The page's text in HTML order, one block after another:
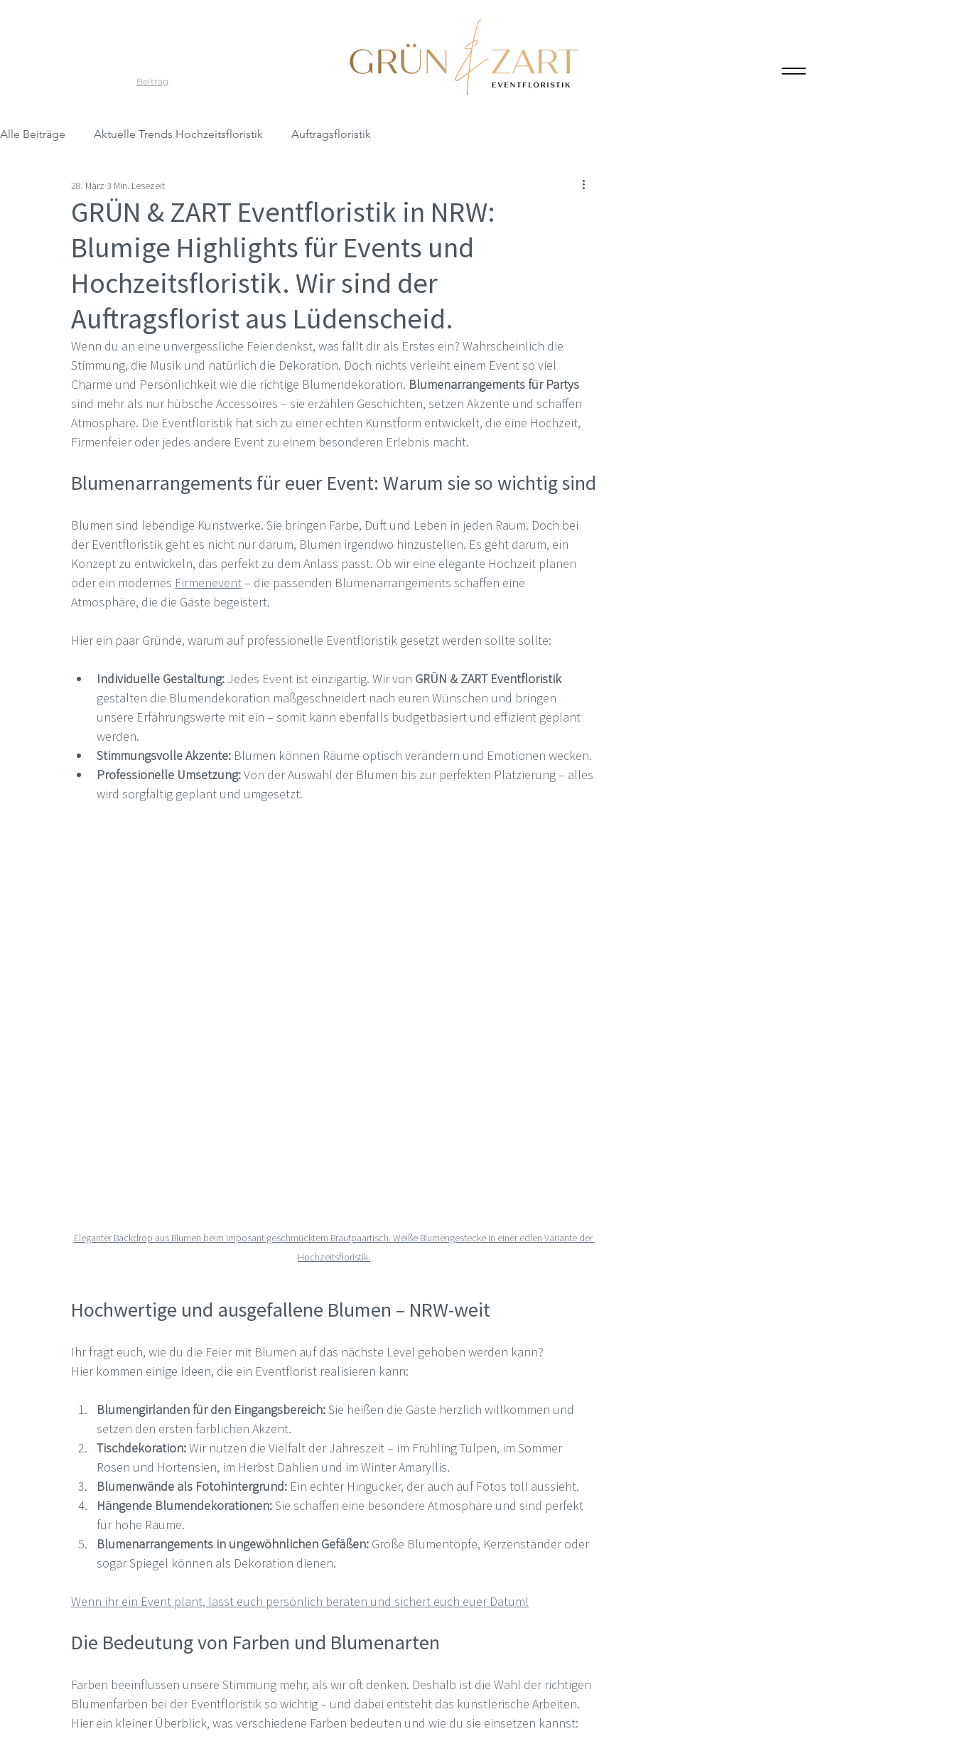
Beitrag
Alle Beiträge Aktuelle Trends Hochzeitsfloristik Auftragsfloristik
GRÜN & ZART Eventfloristik in NRW:
Blumige Highlights für Events und
Hochzeitsfloristik. Wir sind der
Auftragsflorist aus Lüdenscheid.
28. März 3 Min. Lesezeit
Wenn du an eine unvergessliche Feier denkst, was fällt dir als Erstes ein? Wahrscheinlich die
Stimmung, die Musik und natürlich die Dekoration. Doch nichts verleiht einem Event so viel
Charme und Persönlichkeit wie die richtige Blumendekoration. Blumenarrangements für Partys
sind mehr als nur hübsche Accessoires – sie erzählen Geschichten, setzen Akzente und schaffen
Atmosphäre. Die Eventfloristik hat sich zu einer echten Kunstform entwickelt, die eine Hochzeit,
Firmenfeier oder jedes andere Event zu einem besonderen Erlebnis macht.
Blumenarrangements für euer Event: Warum sie so wichtig sind
Blumen sind lebendige Kunstwerke. Sie bringen Farbe, Duft und Leben in jeden Raum. Doch bei
der Eventfloristik geht es nicht nur darum, Blumen irgendwo hinzustellen. Es geht darum, ein
Konzept zu entwickeln, das perfekt zu dem Anlass passt. Ob wir eine elegante Hochzeit planen
oder ein modernes Firmenevent – die passenden Blumenarrangements schaffen eine
Atmosphäre, die die Gäste begeistert.
Hier ein paar Gründe, warum auf professionelle Eventfloristik gesetzt werden sollte sollte:
Individuelle Gestaltung: Jedes Event ist einzigartig. Wir von GRÜN & ZART Eventfloristik
gestalten die Blumendekoration maßgeschneidert nach euren Wünschen und bringen
unsere Erfahrungswerte mit ein – somit kann ebenfalls budgetbasiert und effizient geplant
werden.
Stimmungsvolle Akzente: Blumen können Räume optisch verändern und Emotionen wecken.
Professionelle Umsetzung: Von der Auswahl der Blumen bis zur perfekten Platzierung – alles
wird sorgfältig geplant und umgesetzt.
Eleganter Backdrop aus Blumen beim imposant geschmücktem Brautpaartisch. Weiße Blumengestecke in einer edlen Variante der
Hochzeitsfloristik.
Hochwertige und ausgefallene Blumen – NRW-weit
Ihr fragt euch, wie du die Feier mit Blumen auf das nächste Level gehoben werden kann?
Hier kommen einige Ideen, die ein Eventflorist realisieren kann:
Blumengirlanden für den Eingangsbereich: Sie heißen die Gäste herzlich willkommen und
setzen den ersten farblichen Akzent.
Tischdekoration: Wir nutzen die Vielfalt der Jahreszeit – im Frühling Tulpen, im Sommer
Rosen und Hortensien, im Herbst Dahlien und im Winter Amaryllis.
Blumenwände als Fotohintergrund: Ein echter Hingucker, der auch auf Fotos toll aussieht.
Hängende Blumendekorationen: Sie schaffen eine besondere Atmosphäre und sind perfekt
für hohe Räume.
Blumenarrangements in ungewöhnlichen Gefäßen: Große Blumentöpfe, Kerzenständer oder
sogar Spiegel können als Dekoration dienen.
Wenn ihr ein Event plant, lasst euch persönlich beraten und sichert euch euer Datum!
Die Bedeutung von Farben und Blumenarten
Farben beeinflussen unsere Stimmung mehr, als wir oft denken. Deshalb ist die Wahl der richtigen
Blumenfarben bei der Eventfloristik so wichtig – und dabei entsteht das künstlerische Arbeiten.
Hier ein kleiner Überblick, was verschiedene Farben bedeuten und wie du sie einsetzen kannst: